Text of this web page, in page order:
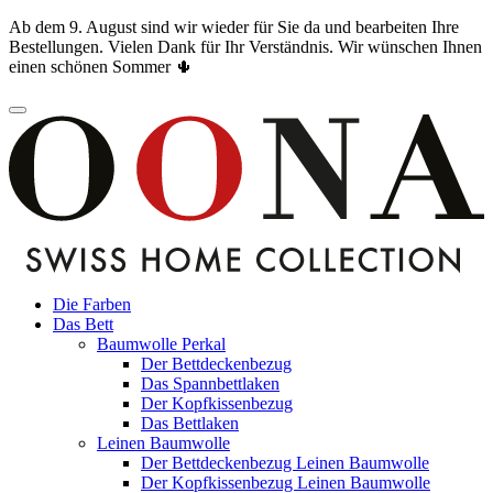
Ab dem 9. August sind wir wieder für Sie da und bearbeiten Ihre
Bestellungen. Vielen Dank für Ihr Verständnis. Wir wünschen Ihnen
einen schönen Sommer 🌵
Die Farben
Das Bett
Baumwolle Perkal
Der Bettdeckenbezug
Das Spannbettlaken
Der Kopfkissenbezug
Das Bettlaken
Leinen Baumwolle
Der Bettdeckenbezug Leinen Baumwolle
Der Kopfkissenbezug Leinen Baumwolle